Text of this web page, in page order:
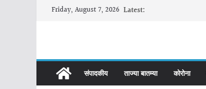
Friday, August 7, 2026 Latest:
संपादकीय ताज्या बातम्या कोरोना